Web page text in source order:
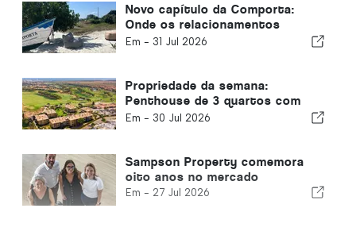
Novo capítulo da Comporta:
Onde os relacionamentos
moldam oportunidades
Em - 31 Jul 2026
Propriedade da semana:
Penthouse de 3 quartos com
vista para o golfe e o mar em
Em - 30 Jul 2026
Sampson Property comemora
oito anos no mercado
Em - 27 Jul 2026